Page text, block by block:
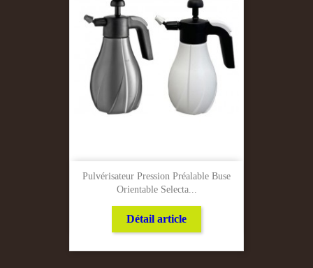
Pulvérisateur Pression Préalable Buse
Orientable Selecta...
Détail article